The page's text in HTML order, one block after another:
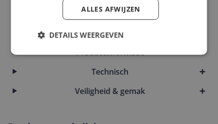
Mogelijke vereisten instellen en gebruik
Overige kenmerken
Productinformatie
Technisch
Veiligheid & gemak
ALLES AFWIJZEN
DETAILS WEERGEVEN